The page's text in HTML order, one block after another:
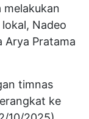
melakukan
Nadeo
Arya Pratama
timnas
ke